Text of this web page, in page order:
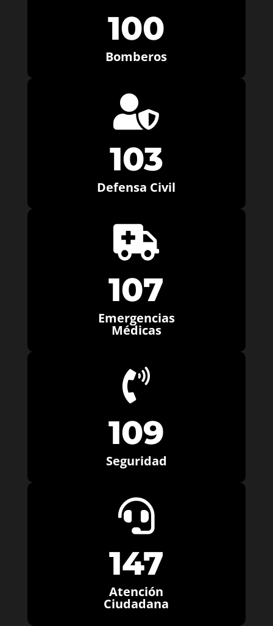
100
Bomberos

103
Defensa Civil

107
Emergencias
Médicas

109
Seguridad

147
Atención
Ciudadana